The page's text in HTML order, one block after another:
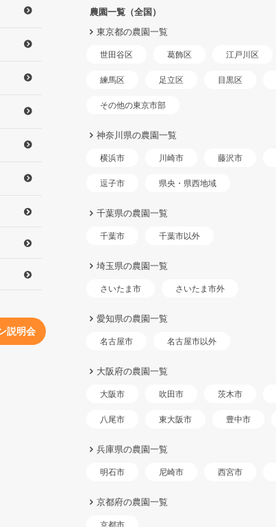
説明会
農園一覧（全国）
東京都の農園一覧
世田谷区 葛飾区 江戸川区
練馬区 足立区 目黒区
その他の東京市部
神奈川県の農園一覧
横浜市 川崎市 藤沢市
逗子市 県央・県西地域
千葉県の農園一覧
千葉市 千葉市以外
埼玉県の農園一覧
さいたま市 さいたま市外
愛知県の農園一覧
名古屋市 名古屋市以外
大阪府の農園一覧
大阪市 吹田市 茨木市
八尾市 東大阪市 豊中市
兵庫県の農園一覧
明石市 尼崎市 西宮市
京都府の農園一覧
京都市